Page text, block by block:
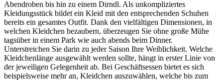
Abendroben bis hin zu einem Dirndl. Als unkompliziertes
Kleidungsstück bildet ein Kleid mit den entsprechenden Schuhen
bereits ein gesamtes Outfit. Dank den vielfältigen Dimensionen, in
welchen Kleidchen bezaubern, überzeugen Sie ohne große Mühe
tagsüber in einem Park wie auch abends beim Dinner.
Unterstreichen Sie darin zu jeder Saison Ihre Weiblichkeit. Welche
Kleidchenlänge ausgewählt werden sollte, hängt in erster Linie von
der jeweiligen Gelegenheit ab. Bei Geschäftsessen bietet es sich
beispielsweise mehr an, Kleidchen auszuwählen, welche bis zum